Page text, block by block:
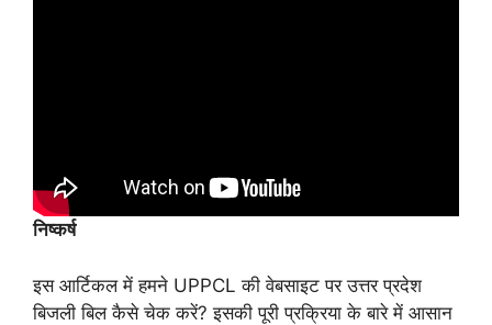
निष्कर्ष
इस आर्टिकल में हमने UPPCL की वेबसाइट पर उत्तर प्रदेश
बिजली बिल कैसे चेक करें? इसकी पूरी प्रक्रिया के बारे में आसान